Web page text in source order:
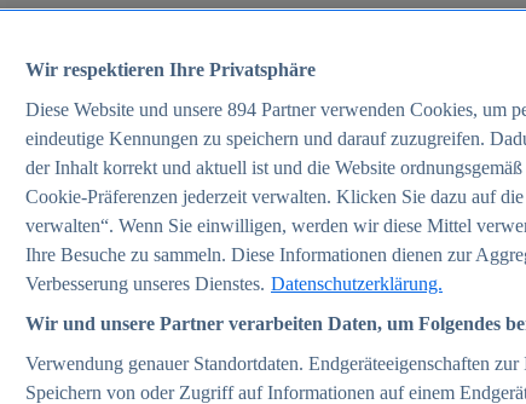
2012-2025
weltweit 2025
2025
in Deutschland 2025
Wir respektieren Ihre Privatsphäre
Diese Website und unsere 894 Partner verwenden Cookies, um
eindeutige Kennungen zu speichern und darauf zuzugreifen.
der Inhalt korrekt und aktuell ist und die Website
Cookie-Präferenzen jederzeit verwalten. Klicken Sie dazu auf
verwalten“. Wenn Sie einwilligen, werden wir diese Mittel
Ihre Besuche zu sammeln. Diese Informationen dienen zur
Verbesserung unseres Dienstes. Datenschutzerklärung.
Wir und unsere Partner verarbeiten Daten, um Folgendes
Verwendung genauer Standortdaten. Endgeräteeigenschaften
Speichern von oder Zugriff auf Informationen auf einem